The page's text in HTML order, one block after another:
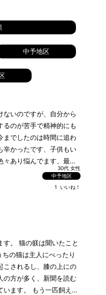
中予地区
ないのですが、自分から
るのが苦手で精神的にも
までしたのは時間に追わ
辛かったです、子供もい
々あり悩んでます、最近
で少しこわいです、
30代 女性
中予地区
1 いいね！
す。 猫の躾は聞いたこと
の猫は主人にべったり
こされるし、膝の上にの
の方が多く、新聞を読む
います。 もう一匹飼えば